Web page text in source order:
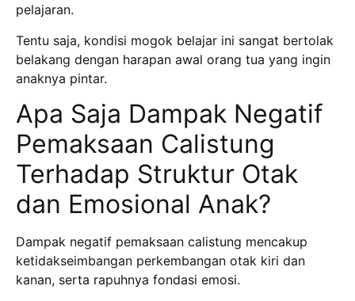
pelajaran.
Tentu saja, kondisi mogok belajar ini sangat bertolak
belakang dengan harapan awal orang tua yang ingin
anaknya pintar.
Apa Saja Dampak Negatif
Pemaksaan Calistung
Terhadap Struktur Otak
dan Emosional Anak?
Dampak negatif pemaksaan calistung mencakup
ketidakseimbangan perkembangan otak kiri dan
kanan, serta rapuhnya fondasi emosi.